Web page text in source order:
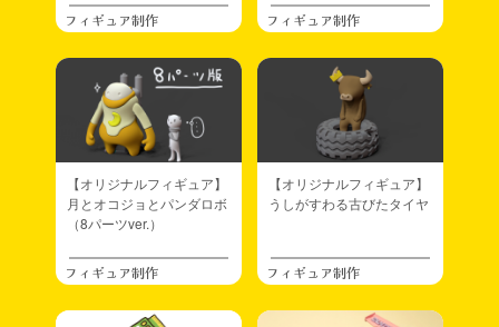
フィギュア制作 フィギュア制作
【オリジナルフィギュア】
月とオコジョとパンダロボ
（8パーツver.）
フィギュア制作
【オリジナルフィギュア】
うしがすわる古びたタイヤ
フィギュア制作